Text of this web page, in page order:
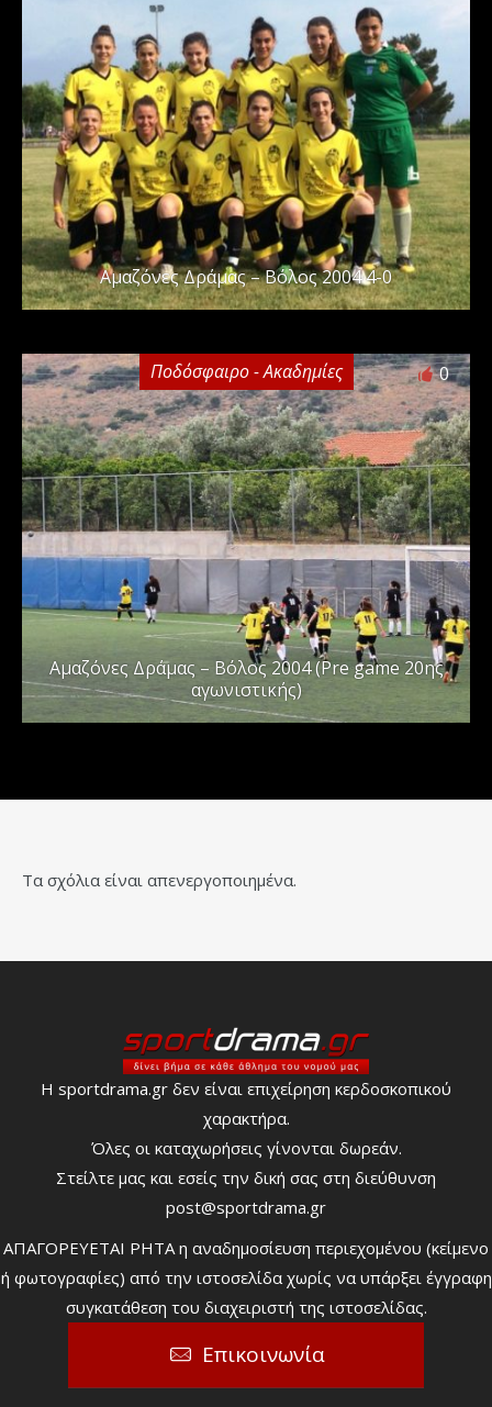
Αμαζόνες Δράμας – Βόλος 2004 4-0
Ποδόσφαιρο - Ακαδημίες 0
Αμαζόνες Δράμας – Βόλος 2004 (Pre game 20ης
αγωνιστικής)
Τα σχόλια είναι απενεργοποιημένα.
Η sportdrama.gr δεν είναι επιχείρηση κερδοσκοπικού
χαρακτήρα.
Όλες οι καταχωρήσεις γίνονται δωρεάν.
Στείλτε μας και εσείς την δική σας στη διεύθυνση
post@sportdrama.gr
ΑΠΑΓΟΡΕΥΕΤΑΙ ΡΗΤΑ η αναδημοσίευση περιεχομένου (κείμενο
ή φωτογραφίες) από την ιστοσελίδα χωρίς να υπάρξει έγγραφη
συγκατάθεση του διαχειριστή της ιστοσελίδας.
Επικοινωνία